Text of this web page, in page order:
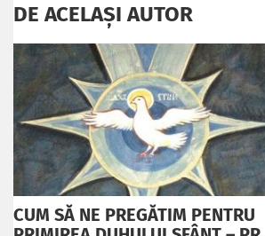
DE ACELAȘI AUTOR
CUM SĂ NE PREGĂTIM PENTRU